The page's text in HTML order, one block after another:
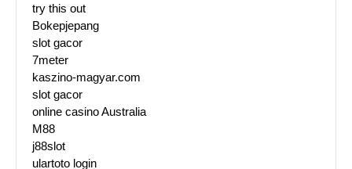
try this out
Bokepjepang
slot gacor
7meter
kaszino-magyar.com
slot gacor
online casino Australia
M88
j88slot
ulartoto login